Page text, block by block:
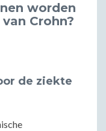
worden
Crohn?
de ziekte